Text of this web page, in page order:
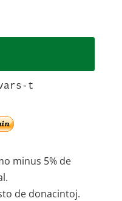
t
minus 5% de
de donacintoj.